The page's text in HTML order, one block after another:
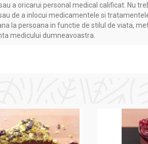
a oricarui personal medical calificat. Nu
de a inlocui medicamentele si
la persoana in functie de stilul de viata,
medicului dumneavoastra.